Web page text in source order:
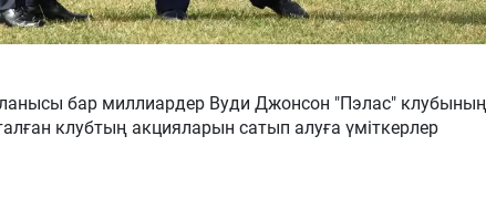
бар миллиардер Вуди Джонсон "Пэлас" клубының
клубтың акцияларын сатып алуға үміткерлер